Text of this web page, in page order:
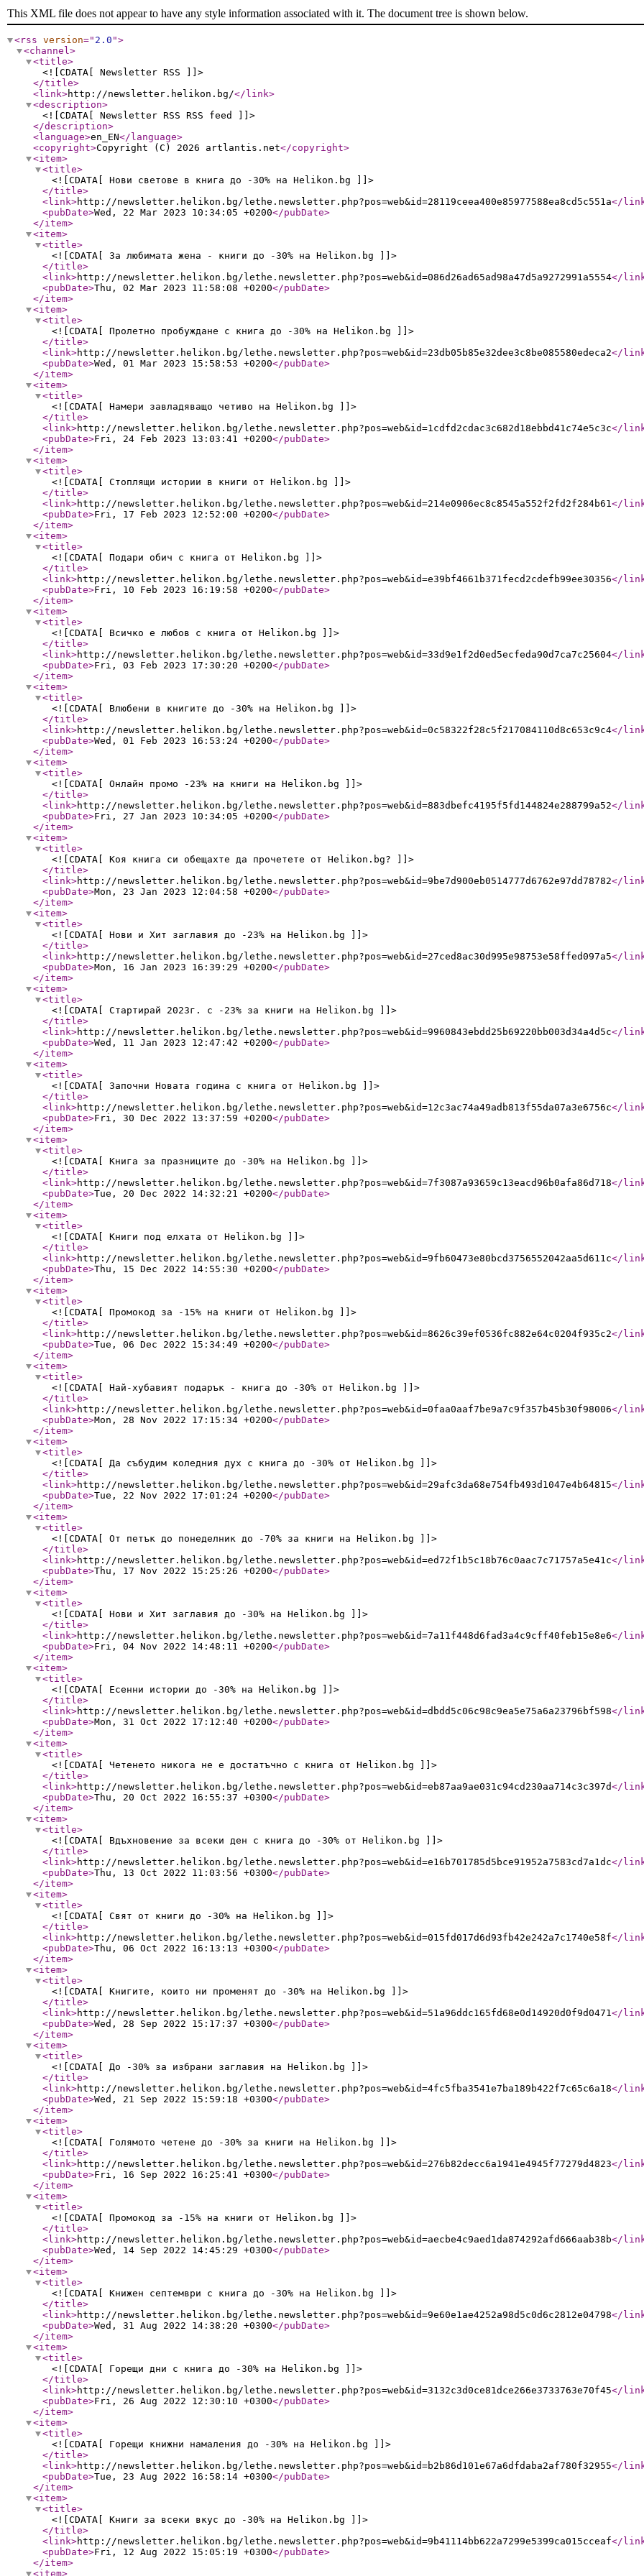
This XML file does not appear to have any style information associated with it. The document tree is shown below.
<rss version=" 2.0 ">
<channel>
<title>
<![CDATA[ Newsletter RSS ]]>
</title>
<link>http://newsletter.helikon.bg/</link>
<description>
<![CDATA[ Newsletter RSS RSS feed ]]>
</description>
<language>en_EN</language>
<copyright>Copyright (C) 2026 artlantis.net</copyright>
<item>
<title>
<![CDATA[ Нови светове в книга до -30% на Helikon.bg ]]>
</title>
<link>http://newsletter.helikon.bg/lethe.newsletter.php?pos=web&id=28119ceea400e85977588ea8cd5c551a</
<pubDate>Wed, 22 Mar 2023 10:34:05 +0200</pubDate>
</item>
<item>
<title>
<![CDATA[ За любимата жена - книги до -30% на Helikon.bg ]]>
</title>
<link>http://newsletter.helikon.bg/lethe.newsletter.php?pos=web&id=086d26ad65ad98a47d5a9272991a5554</
<pubDate>Thu, 02 Mar 2023 11:58:08 +0200</pubDate>
</item>
<item>
<title>
<![CDATA[ Пролетно пробуждане с книга до -30% на Helikon.bg ]]>
</title>
<link>http://newsletter.helikon.bg/lethe.newsletter.php?pos=web&id=23db05b85e32dee3c8be085580edeca2</
<pubDate>Wed, 01 Mar 2023 15:58:53 +0200</pubDate>
</item>
<item>
<title>
<![CDATA[ Намери завладяващо четиво на Helikon.bg ]]>
</title>
<link>http://newsletter.helikon.bg/lethe.newsletter.php?pos=web&id=1cdfd2cdac3c682d18ebbd41c74e5c3c</
<pubDate>Fri, 24 Feb 2023 13:03:41 +0200</pubDate>
</item>
<item>
<title>
<![CDATA[ Стоплящи истории в книги от Helikon.bg ]]>
</title>
<link>http://newsletter.helikon.bg/lethe.newsletter.php?pos=web&id=214e0906ec8c8545a552f2fd2f284b61</
<pubDate>Fri, 17 Feb 2023 12:52:00 +0200</pubDate>
</item>
<item>
<title>
<![CDATA[ Подари обич с книга от Helikon.bg ]]>
</title>
<link>http://newsletter.helikon.bg/lethe.newsletter.php?pos=web&id=e39bf4661b371fecd2cdefb99ee30356</
<pubDate>Fri, 10 Feb 2023 16:19:58 +0200</pubDate>
</item>
<item>
<title>
<![CDATA[ Всичко е любов с книга от Helikon.bg ]]>
</title>
<link>http://newsletter.helikon.bg/lethe.newsletter.php?pos=web&id=33d9e1f2d0ed5ecfeda90d7ca7c25604</
<pubDate>Fri, 03 Feb 2023 17:30:20 +0200</pubDate>
</item>
<item>
<title>
<![CDATA[ Влюбени в книгите до -30% на Helikon.bg ]]>
</title>
<link>http://newsletter.helikon.bg/lethe.newsletter.php?pos=web&id=0c58322f28c5f217084110d8c653c9c4</
<pubDate>Wed, 01 Feb 2023 16:53:24 +0200</pubDate>
</item>
<item>
<title>
<![CDATA[ Онлайн промо -23% на книги на Helikon.bg ]]>
</title>
<link>http://newsletter.helikon.bg/lethe.newsletter.php?pos=web&id=883dbefc4195f5fd144824e288799a52</
<pubDate>Fri, 27 Jan 2023 10:34:05 +0200</pubDate>
</item>
<item>
<title>
<![CDATA[ Коя книга си обещахте да прочетете от Helikon.bg? ]]>
</title>
<link>http://newsletter.helikon.bg/lethe.newsletter.php?pos=web&id=9be7d900eb0514777d6762e97dd78782</
<pubDate>Mon, 23 Jan 2023 12:04:58 +0200</pubDate>
</item>
<item>
<title>
<![CDATA[ Нови и Хит заглавия до -23% на Helikon.bg ]]>
</title>
<link>http://newsletter.helikon.bg/lethe.newsletter.php?pos=web&id=27ced8ac30d995e98753e58ffed097a5</
<pubDate>Mon, 16 Jan 2023 16:39:29 +0200</pubDate>
</item>
<item>
<title>
<![CDATA[ Стартирай 2023г. с -23% за книги на Helikon.bg ]]>
</title>
<link>http://newsletter.helikon.bg/lethe.newsletter.php?pos=web&id=9960843ebdd25b69220bb003d34a4d5c</
<pubDate>Wed, 11 Jan 2023 12:47:42 +0200</pubDate>
</item>
<item>
<title>
<![CDATA[ Започни Новата година с книга от Helikon.bg ]]>
</title>
<link>http://newsletter.helikon.bg/lethe.newsletter.php?pos=web&id=12c3ac74a49adb813f55da07a3e6756c</
<pubDate>Fri, 30 Dec 2022 13:37:59 +0200</pubDate>
</item>
<item>
<title>
<![CDATA[ Книга за празниците до -30% на Helikon.bg ]]>
</title>
<link>http://newsletter.helikon.bg/lethe.newsletter.php?pos=web&id=7f3087a93659c13eacd96b0afa86d718</
<pubDate>Tue, 20 Dec 2022 14:32:21 +0200</pubDate>
</item>
<item>
<title>
<![CDATA[ Книги под елхата от Helikon.bg ]]>
</title>
<link>http://newsletter.helikon.bg/lethe.newsletter.php?pos=web&id=9fb60473e80bcd3756552042aa5d611c</
<pubDate>Thu, 15 Dec 2022 14:55:30 +0200</pubDate>
</item>
<item>
<title>
<![CDATA[ Промокод за -15% на книги от Helikon.bg ]]>
</title>
<link>http://newsletter.helikon.bg/lethe.newsletter.php?pos=web&id=8626c39ef0536fc882e64c0204f935c2</
<pubDate>Tue, 06 Dec 2022 15:34:49 +0200</pubDate>
</item>
<item>
<title>
<![CDATA[ Най-хубавият подарък - книга до -30% от Helikon.bg ]]>
</title>
<link>http://newsletter.helikon.bg/lethe.newsletter.php?pos=web&id=0faa0aaf7be9a7c9f357b45b30f98006</
<pubDate>Mon, 28 Nov 2022 17:15:34 +0200</pubDate>
</item>
<item>
<title>
<![CDATA[ Да събудим коледния дух с книга до -30% от Helikon.bg ]]>
</title>
<link>http://newsletter.helikon.bg/lethe.newsletter.php?pos=web&id=29afc3da68e754fb493d1047e4b64815</
<pubDate>Tue, 22 Nov 2022 17:01:24 +0200</pubDate>
</item>
<item>
<title>
<![CDATA[ От петък до понеделник до -70% за книги на Helikon.bg ]]>
</title>
<link>http://newsletter.helikon.bg/lethe.newsletter.php?pos=web&id=ed72f1b5c18b76c0aac7c71757a5e41c</
<pubDate>Thu, 17 Nov 2022 15:25:26 +0200</pubDate>
</item>
<item>
<title>
<![CDATA[ Нови и Хит заглавия до -30% на Helikon.bg ]]>
</title>
<link>http://newsletter.helikon.bg/lethe.newsletter.php?pos=web&id=7a11f448d6fad3a4c9cff40feb15e8e6</
<pubDate>Fri, 04 Nov 2022 14:48:11 +0200</pubDate>
</item>
<item>
<title>
<![CDATA[ Есенни истории до -30% на Helikon.bg ]]>
</title>
<link>http://newsletter.helikon.bg/lethe.newsletter.php?pos=web&id=dbdd5c06c98c9ea5e75a6a23796bf598</
<pubDate>Mon, 31 Oct 2022 17:12:40 +0200</pubDate>
</item>
<item>
<title>
<![CDATA[ Четенето никога не е достатъчно с книга от Helikon.bg ]]>
</title>
<link>http://newsletter.helikon.bg/lethe.newsletter.php?pos=web&id=eb87aa9ae031c94cd230aa714c3c397d</
<pubDate>Thu, 20 Oct 2022 16:55:37 +0300</pubDate>
</item>
<item>
<title>
<![CDATA[ Вдъхновение за всеки ден с книга до -30% от Helikon.bg ]]>
</title>
<link>http://newsletter.helikon.bg/lethe.newsletter.php?pos=web&id=e16b701785d5bce91952a7583cd7a1dc</
<pubDate>Thu, 13 Oct 2022 11:03:56 +0300</pubDate>
</item>
<item>
<title>
<![CDATA[ Свят от книги до -30% на Helikon.bg ]]>
</title>
<link>http://newsletter.helikon.bg/lethe.newsletter.php?pos=web&id=015fd017d6d93fb42e242a7c1740e58f</
<pubDate>Thu, 06 Oct 2022 16:13:13 +0300</pubDate>
</item>
<item>
<title>
<![CDATA[ Книгите, които ни променят до -30% на Helikon.bg ]]>
</title>
<link>http://newsletter.helikon.bg/lethe.newsletter.php?pos=web&id=51a96ddc165fd68e0d14920d0f9d0471</
<pubDate>Wed, 28 Sep 2022 15:17:37 +0300</pubDate>
</item>
<item>
<title>
<![CDATA[ До -30% за избрани заглавия на Helikon.bg ]]>
</title>
<link>http://newsletter.helikon.bg/lethe.newsletter.php?pos=web&id=4fc5fba3541e7ba189b422f7c65c6a18</
<pubDate>Wed, 21 Sep 2022 15:59:18 +0300</pubDate>
</item>
<item>
<title>
<![CDATA[ Голямото четене до -30% за книги на Helikon.bg ]]>
</title>
<link>http://newsletter.helikon.bg/lethe.newsletter.php?pos=web&id=276b82decc6a1941e4945f77279d4823</
<pubDate>Fri, 16 Sep 2022 16:25:41 +0300</pubDate>
</item>
<item>
<title>
<![CDATA[ Промокод за -15% на книги от Helikon.bg ]]>
</title>
<link>http://newsletter.helikon.bg/lethe.newsletter.php?pos=web&id=aecbe4c9aed1da874292afd666aab38b</
<pubDate>Wed, 14 Sep 2022 14:45:29 +0300</pubDate>
</item>
<item>
<title>
<![CDATA[ Книжен септември с книга до -30% на Helikon.bg ]]>
</title>
<link>http://newsletter.helikon.bg/lethe.newsletter.php?pos=web&id=9e60e1ae4252a98d5c0d6c2812e04798</
<pubDate>Wed, 31 Aug 2022 14:38:20 +0300</pubDate>
</item>
<item>
<title>
<![CDATA[ Горещи дни с книга до -30% на Helikon.bg ]]>
</title>
<link>http://newsletter.helikon.bg/lethe.newsletter.php?pos=web&id=3132c3d0ce81dce266e3733763e70f45</
<pubDate>Fri, 26 Aug 2022 12:30:10 +0300</pubDate>
</item>
<item>
<title>
<![CDATA[ Горещи книжни намаления до -30% на Helikon.bg ]]>
</title>
<link>http://newsletter.helikon.bg/lethe.newsletter.php?pos=web&id=b2b86d101e67a6dfdaba2af780f32955</
<pubDate>Tue, 23 Aug 2022 16:58:14 +0300</pubDate>
</item>
<item>
<title>
<![CDATA[ Книги за всеки вкус до -30% на Helikon.bg ]]>
</title>
<link>http://newsletter.helikon.bg/lethe.newsletter.php?pos=web&id=9b41114bb622a7299e5399ca015cceaf</
<pubDate>Fri, 12 Aug 2022 15:05:19 +0300</pubDate>
</item>
<item>